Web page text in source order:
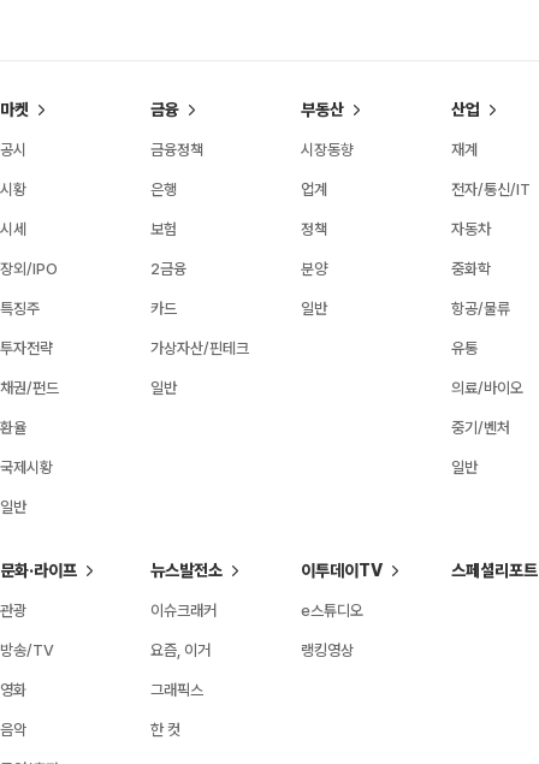
마켓
공시
시황
시세
장외/IPO
특징주
투자전략
채권/펀드
환율
국제시황
일반
금융
금융정책
은행
보험
2금융
카드
가상자산/핀테크
일반
부동산
시장동향
업계
정책
분양
일반
산업
재계
전자/통신/IT
자동차
중화학
항공/물류
유통
의료/바이오
중기/벤처
일반
문화·라이프
관광
방송/TV
영화
음악
뉴스발전소
이슈크래커
요즘, 이거
그래픽스
한 컷
이투데이TV
e스튜디오
랭킹영상
스페셜리포트